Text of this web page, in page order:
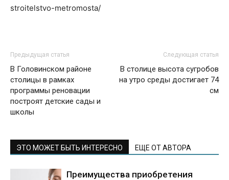
stroitelstvo-metromosta/
Предыдущая статья
В Головинском районе
столицы в рамках
программы реновации
построят детские сады и
школы
Следующая статья
В столице высота сугробов
на утро среды достигает 74
см
ЭТО МОЖЕТ БЫТЬ ИНТЕРЕСНО ЕЩЕ ОТ АВТОРА
Преимущества приобретения